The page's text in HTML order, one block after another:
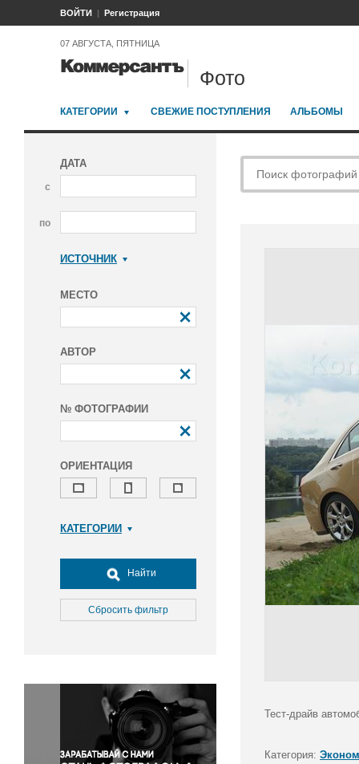
ВОЙТИ Регистрация
07 АВГУСТА, ПЯТНИЦА
Фото
КАТЕГОРИИ СВЕЖИЕ ПОСТУПЛЕНИЯ АЛЬБОМЫ
ДАТА
с
по
ИСТОЧНИК
МЕСТО
АВТОР
№ ФОТОГРАФИИ
ОРИЕНТАЦИЯ
КАТЕГОРИИ
Досуг, туризм и отдых
Культура
Медицина
Окружающая среда
Политика
Правосудие
Происшествия и конфликты
Найти
Сбросить фильтр
Тест-драйв
Категория: